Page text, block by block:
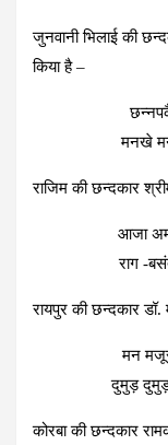
जुनवानी भिलाई की
किया है –
मनखे
राजिम की छन्दकार
आजा
राग -
रायपुर की छन्दकार
मन
दुमुड़
कोरबा की छन्दकार